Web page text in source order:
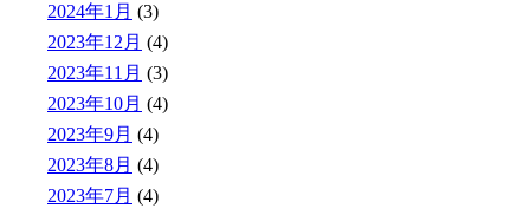
2024年1月 (3)
2023年12月 (4)
2023年11月 (3)
2023年10月 (4)
2023年9月 (4)
2023年8月 (4)
2023年7月 (4)